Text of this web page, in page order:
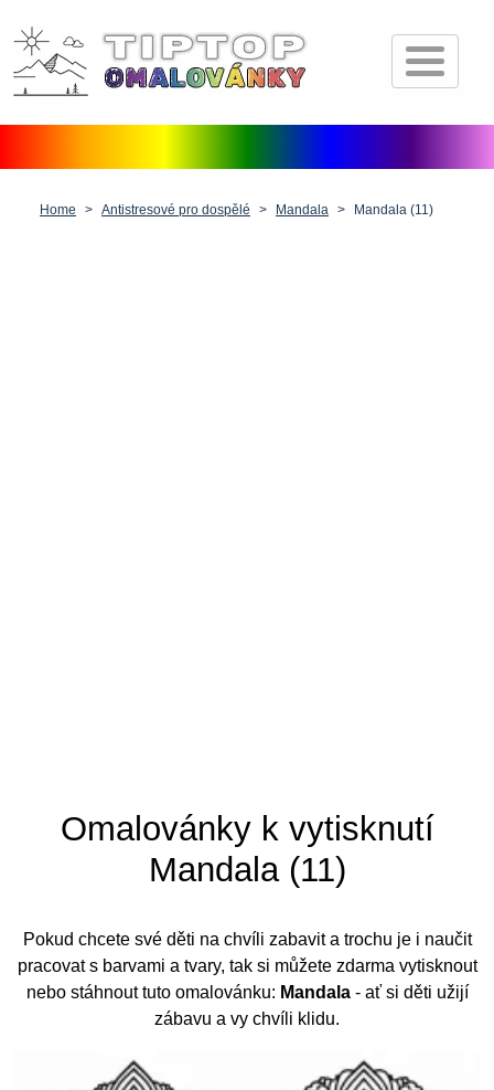
Úvod
Pohádkové postavičky
Home Antistresové pro dospělé Mandala Mandala (11)
Omalovánky k vytisknutí
Mandala (11)
Pokud chcete své děti na chvíli zabavit a trochu je i naučit
pracovat s barvami a tvary, tak si můžete zdarma vytisknout
nebo stáhnout tuto omalovánku: Mandala- ať si děti užijí
zábavu a vy chvíli klidu.